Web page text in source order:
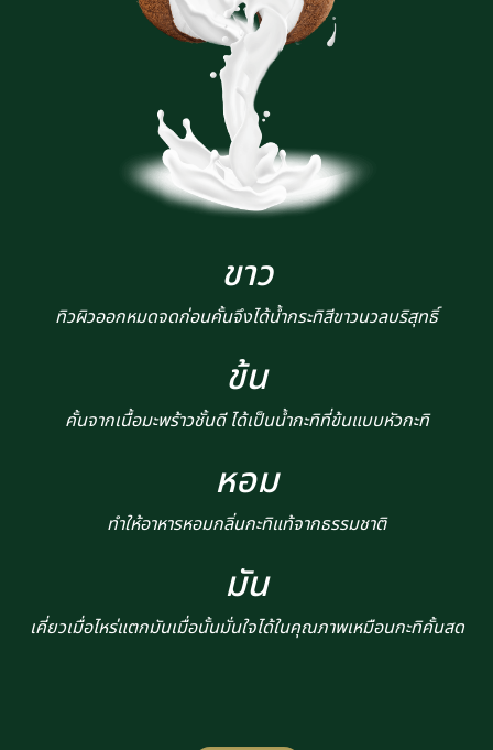
ขาว
ทิวผิวออกหมดจดก่อนคั้นจึงได้น้ำกระทิสีขาวนวลบริสุทธิ์
ข้น
คั้นจากเนื้อมะพร้าวชั้นดี ได้เป็นน้ำกะทิที่ข้นแบบหัวกะทิ
หอม
ทำให้อาหารหอมกลิ่นกะทิแท้จากธรรมชาติ
มัน
เคี่ยวเมื่อไหร่แตกมันเมื่อนั้นมั่นใจได้ในคุณภาพเหมือนกะทิคั้นสด